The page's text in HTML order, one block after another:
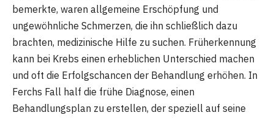
bemerkte, waren allgemeine Erschöpfung und
ungewöhnliche Schmerzen, die ihn schließlich dazu
brachten, medizinische Hilfe zu suchen. Früherkennung
kann bei Krebs einen erheblichen Unterschied machen
und oft die Erfolgschancen der Behandlung erhöhen. In
Ferchs Fall half die frühe Diagnose, einen
Behandlungsplan zu erstellen, der speziell auf seine